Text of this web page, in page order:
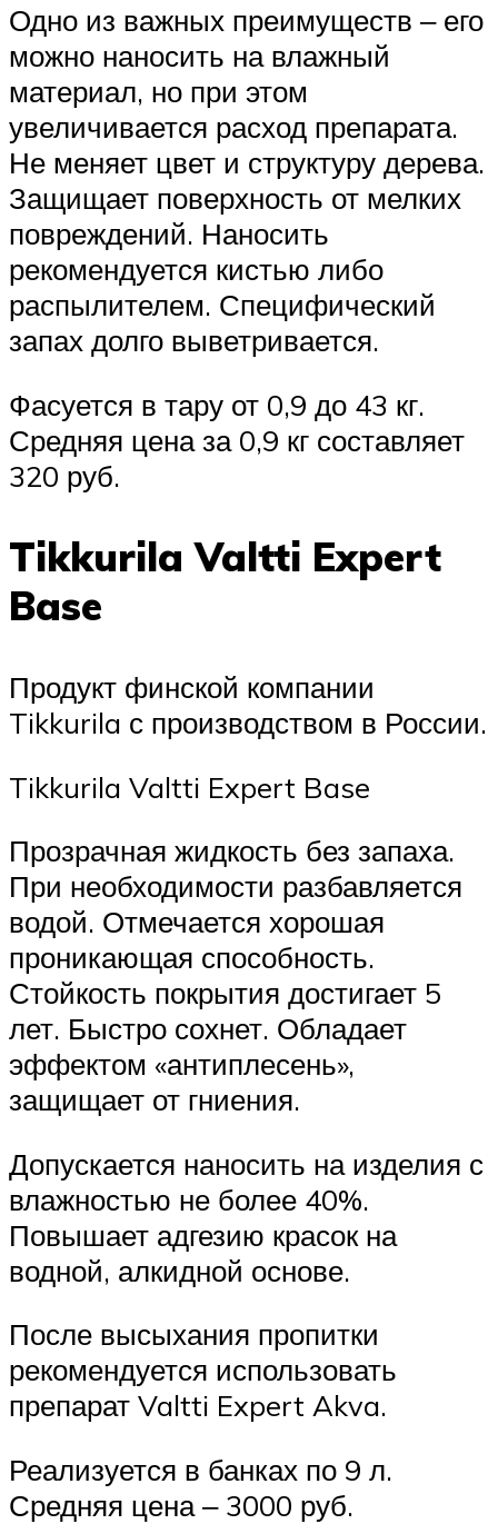
Одно из важных преимуществ ‒ его
можно наносить на влажный
материал, но при этом
увеличивается расход препарата.
Не меняет цвет и структуру дерева.
Защищает поверхность от мелких
повреждений. Наносить
рекомендуется кистью либо
распылителем. Специфический
запах долго выветривается.
Фасуется в тару от 0,9 до 43 кг.
Средняя цена за 0,9 кг составляет
320 руб.
Tikkurila Valtti Expert
Base
Продукт финской компании
Tikkurila с производством в России.
Tikkurila Valtti Expert Base
Прозрачная жидкость без запаха.
При необходимости разбавляется
водой. Отмечается хорошая
проникающая способность.
Стойкость покрытия достигает 5
лет. Быстро сохнет. Обладает
эффектом «антиплесень»,
защищает от гниения.
Допускается наносить на изделия с
влажностью не более 40%.
Повышает адгезию красок на
водной, алкидной основе.
После высыхания пропитки
рекомендуется использовать
препарат Valtti Expert Akva.
Реализуется в банках по 9 л.
Средняя цена ‒ 3000 руб.